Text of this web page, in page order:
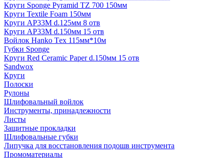
Круги Sponge Pyramid TZ 700 150мм
Круги Textile Foam 150мм
Круги AP33M d.125мм 8 отв
Круги AP33M d.150мм 15 отв
Войлок Hanko Tех 115мм*10м
Губки Sponge
Круги Red Ceramic Paper d.150мм 15 отв
Sandwox
Круги
Полоски
Рулоны
Шлифовальный войлок
Инструменты, принадлежности
Листы
Защитные прокладки
Шлифовальные губки
Липучка для восстановления подошв инструмента
Промоматериалы